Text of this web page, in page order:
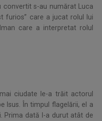
convertit s-au numărat Luca
furios” care a jucat rolul lui
care a interpretat rolul
ciudate le-a trăit actorul
Isus. În timpul flagelării, el a
Prima dată l-a durut atât de